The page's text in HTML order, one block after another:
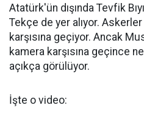
Atatürk'ün dışında Tevfik
Tekçe de yer alıyor. Askerler
karşısına geçiyor. Ancak
kamera karşısına geçince
açıkça görülüyor.
İşte o video: